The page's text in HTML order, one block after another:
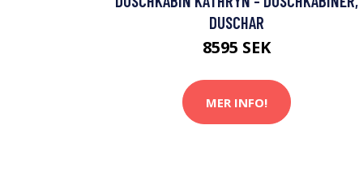
DUSCHAR
8595 SEK
MER INFO!